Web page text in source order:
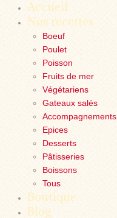
Accueil
Nos recettes
Boeuf
Poulet
Poisson
Fruits de mer
Végétariens
Gateaux salés
Accompagnements
Epices
Desserts
Pâtisseries
Boissons
Tous
Boutique
Blog